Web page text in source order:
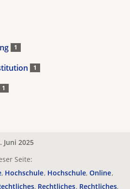
1
1
1
Juni 2025
Seite:
Hochschule Hochschule Online
Rechtliches Rechtliches